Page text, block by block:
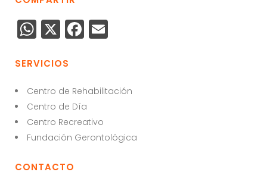
W
h
a
ts
A
p
p
X F
a
e
b
o
o
l
SERVICIOS
Centro de Rehabilitación
Centro de Día
Centro Recreativo
Fundación Gerontológica
CONTACTO